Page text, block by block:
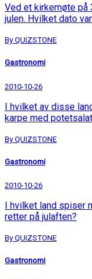
Ved et kirkemøte
julen. Hvilket dato
By QUIZSTONE
Gastronomi
2010-10-26
I hvilket av disse
karpe med
By QUIZSTONE
Gastronomi
2010-10-26
I hvilket land spiser
retter på julaften?
By QUIZSTONE
Gastronomi